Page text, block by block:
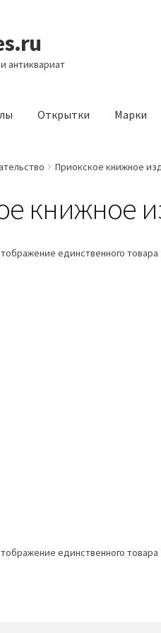
антиквариат
Открытки Марки
Приокское книжное
книжное
единственного товара
единственного товара